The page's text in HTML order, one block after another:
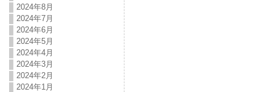
2024年8月
2024年7月
2024年6月
2024年5月
2024年4月
2024年3月
2024年2月
2024年1月